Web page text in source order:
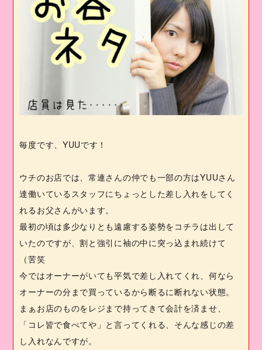
毎度です、 YUUです！
ウチのお店では、常連さんの仲でも一部の方はYUUさん
達働いているスタッフにちょっとした差し入れをしてく
れるお父さんがいます。
最初の頃は多少なりとも遠慮する姿勢をコチラは出して
いたのですが、割と強引に袖の中に突っ込まれ続けて
（苦笑
今ではオーナーがいても平気で差し入れてくれ、何なら
オーナーの分まで買っているから断るに断れない状態。
まぁお店のものをレジまで持ってきて会計を済ませ、
「コレ皆で食べてや」と言ってくれる、そんな感じの差
し入れなんですが。